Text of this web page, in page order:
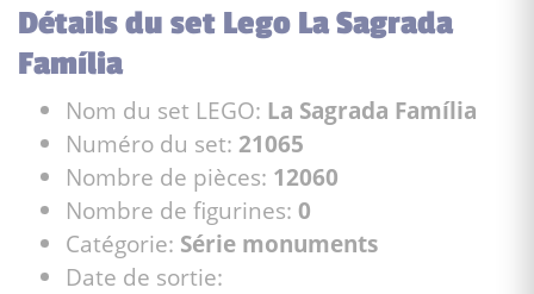
Détails du set Lego La Sagrada
Família
Nom du set LEGO: La Sagrada Família
Numéro du set: 21065
Nombre de pièces: 12060
Nombre de figurines: 0
Catégorie: Série monuments
Date de sortie: